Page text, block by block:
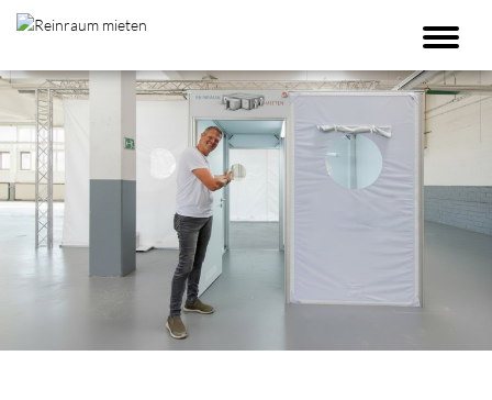
Reinraum mieten - 100%